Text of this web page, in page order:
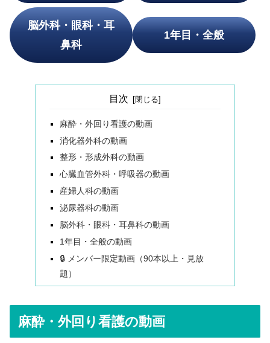
脳外科・眼科・耳
鼻科
1年目・全般
目次
麻酔・外回り看護の動画
消化器外科の動画
整形・形成外科の動画
心臓血管外科・呼吸器の動画
産婦人科の動画
泌尿器科の動画
脳外科・眼科・耳鼻科の動画
1年目・全般の動画
🔒 メンバー限定動画（90本以上・見放
題）
麻酔・外回り看護の動画